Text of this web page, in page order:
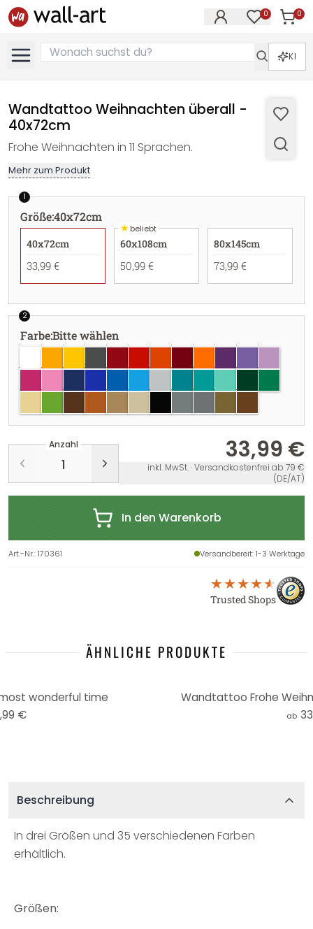
0 0
KI
Wandtattoo Weihnachten überall -
40x72cm
Frohe Weihnachten in 11 Sprachen.
Mehr zum Produkt
1
Größe:40x72cm
40x72cm
33,99 €
★beliebt
60x108cm
50,99 €
80x145cm
73,99 €
2
Farbe:Bitte wählen
Anzahl 33,99 €
inkl. MwSt. · Versandkostenfrei ab 79 €
(DE/AT)
In den Warenkorb
Art.-Nr.:170361 Versandbereit: 1-3 Werktage
Trusted Shops
ÄHNLICHE PRODUKTE
wonderful time
€
Wandtattoo Frohe
ab
Beschreibung
In drei Größen und 35 verschiedenen Farben
erhältlich.
Größen: